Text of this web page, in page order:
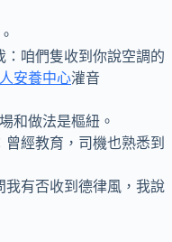
咱們隻收到你說空調的
安養中心灌音
做法是樞紐。
經教育，司機也熟悉到
有否收到德律風，我說